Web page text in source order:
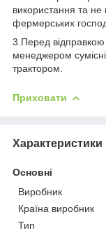
використання та не
фермерських
3.Перед відправкою
менеджером
трактором.
Приховати
Характеристики
Основні
Виробник
Країна виробник
Тип